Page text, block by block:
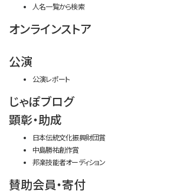
人名一覧から検索
オンラインストア
公演
公演レポート
じゃぽブログ
顕彰・助成
日本伝統文化振興財団賞
中島勝祐創作賞
邦楽技能者オーディション
賛助会員・寄付